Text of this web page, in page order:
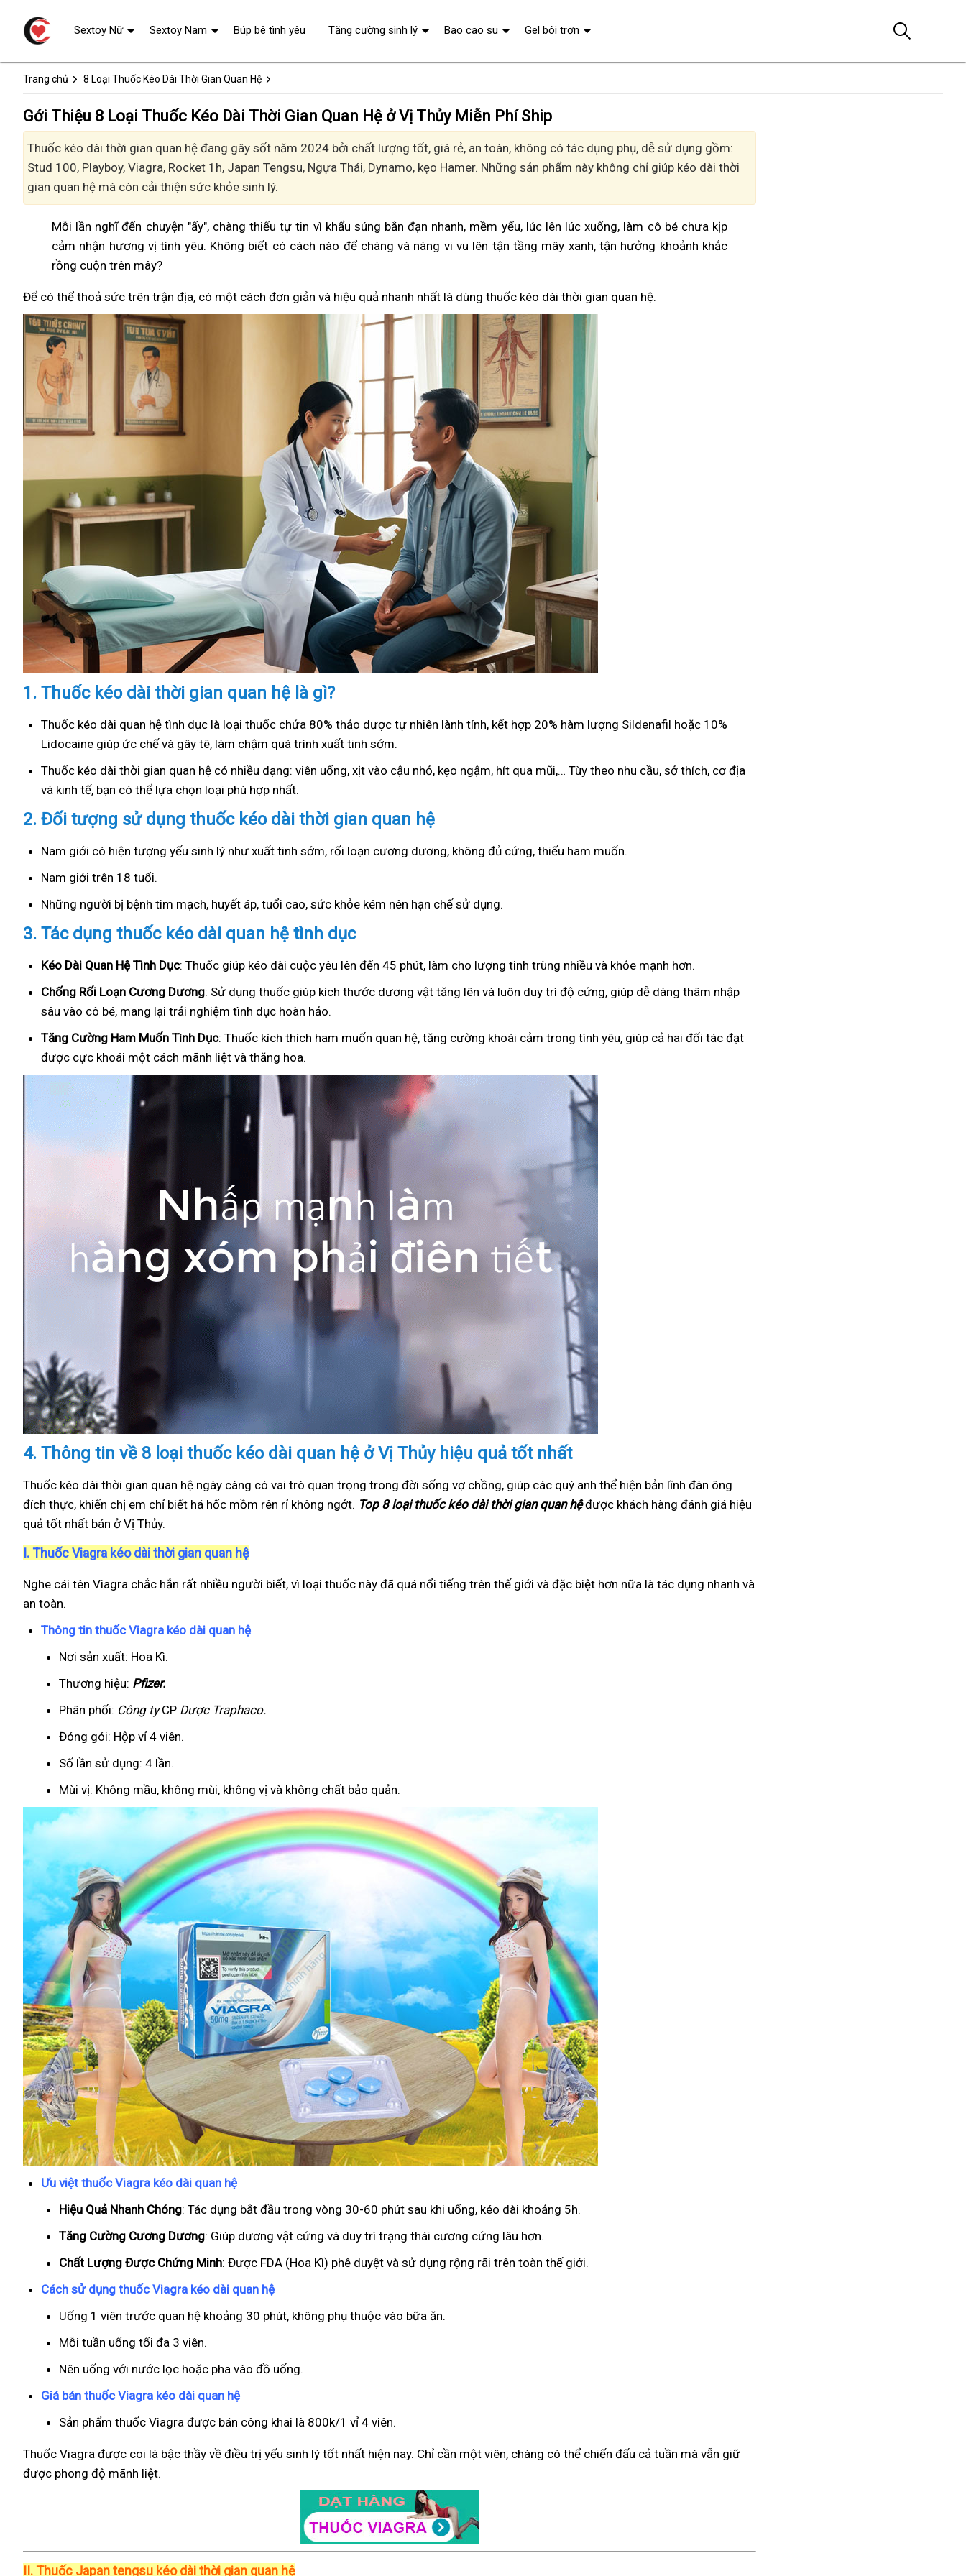
Trang chủ 8 Loại Thuốc Kéo Dài Thời Gian Quan Hệ
Gới Thiệu 8 Loại Thuốc Kéo Dài Thời Gian Quan Hệ ở Vị Thủy Miễn Phí Ship
Thuốc kéo dài thời gian quan hệ đang gây sốt năm 2024 bởi chất lượng tốt, giá rẻ, an toàn, không có tác dụng phụ, dễ sử dụng gồm:
Stud 100, Playboy, Viagra, Rocket 1h, Japan Tengsu, Ngựa Thái, Dynamo, kẹo Hamer. Những sản phẩm này không chỉ giúp kéo dài thời
gian quan hệ mà còn cải thiện sức khỏe sinh lý.
Mỗi lần nghĩ đến chuyện "ấy", chàng thiếu tự tin vì khẩu súng bắn đạn nhanh, mềm yếu, lúc lên lúc xuống, làm cô bé chưa kịp
cảm nhận hương vị tình yêu. Không biết có cách nào để chàng và nàng vi vu lên tận tầng mây xanh, tận hưởng khoảnh khắc
rồng cuộn trên mây?
Để có thể thoả sức trên trận địa, có một cách đơn giản và hiệu quả nhanh nhất là dùng thuốc kéo dài thời gian quan hệ.
1. Thuốc kéo dài thời gian quan hệ là gì?
Thuốc kéo dài quan hệ tình dục là loại thuốc chứa 80% thảo dược tự nhiên lành tính, kết hợp 20% hàm lượng Sildenafil hoặc 10%
Lidocaine giúp ức chế và gây tê, làm chậm quá trình xuất tinh sớm.
Thuốc kéo dài thời gian quan hệ có nhiều dạng: viên uống, xịt vào cậu nhỏ, kẹo ngậm, hít qua mũi,… Tùy theo nhu cầu, sở thích, cơ địa
và kinh tế, bạn có thể lựa chọn loại phù hợp nhất.
2. Đối tượng sử dụng thuốc kéo dài thời gian quan hệ
Nam giới có hiện tượng yếu sinh lý như xuất tinh sớm, rối loạn cương dương, không đủ cứng, thiếu ham muốn.
Nam giới trên 18 tuổi.
Những người bị bệnh tim mạch, huyết áp, tuổi cao, sức khỏe kém nên hạn chế sử dụng.
3. Tác dụng thuốc kéo dài quan hệ tình dục
Kéo Dài Quan Hệ Tình Dục: Thuốc giúp kéo dài cuộc yêu lên đến 45 phút, làm cho lượng tinh trùng nhiều và khỏe mạnh hơn.
Chống Rối Loạn Cương Dương: Sử dụng thuốc giúp kích thước dương vật tăng lên và luôn duy trì độ cứng, giúp dễ dàng thâm nhập
sâu vào cô bé, mang lại trải nghiệm tình dục hoàn hảo.
Tăng Cường Ham Muốn Tình Dục: Thuốc kích thích ham muốn quan hệ, tăng cường khoái cảm trong tình yêu, giúp cả hai đối tác đạt
được cực khoái một cách mãnh liệt và thăng hoa.
4. Thông tin về 8 loại thuốc kéo dài quan hệ ở Vị Thủy hiệu quả tốt nhất
Thuốc kéo dài thời gian quan hệ ngày càng có vai trò quan trọng trong đời sống vợ chồng, giúp các quý anh thể hiện bản lĩnh đàn ông
đích thực, khiến chị em chỉ biết há hốc mồm rên rỉ không ngớt. Top 8 loại thuốc kéo dài thời gian quan hệđược khách hàng đánh giá hiệu
quả tốt nhất bán ở Vị Thủy.
I. Thuốc Viagra kéo dài thời gian quan hệ
Nghe cái tên Viagra chắc hẳn rất nhiều người biết, vì loại thuốc này đã quá nổi tiếng trên thế giới và đặc biệt hơn nữa là tác dụng nhanh và
an toàn.
Thông tin thuốc Viagra kéo dài quan hệ
Nơi sản xuất: Hoa Kì.
Thương hiệu: Pfizer.
Phân phối: Công tyCP Dược Traphaco.
Đóng gói: Hộp vỉ 4 viên.
Số lần sử dụng: 4 lần.
Mùi vị: Không mầu, không mùi, không vị và không chất bảo quản.
Ưu việt thuốc Viagra kéo dài quan hệ
Hiệu Quả Nhanh Chóng: Tác dụng bắt đầu trong vòng 30-60 phút sau khi uống, kéo dài khoảng 5h.
Tăng Cường Cương Dương: Giúp dương vật cứng và duy trì trạng thái cương cứng lâu hơn.
Chất Lượng Được Chứng Minh: Được FDA (Hoa Kì) phê duyệt và sử dụng rộng rãi trên toàn thế giới.
Cách sử dụng thuốc Viagra kéo dài quan hệ
Uống 1 viên trước quan hệ khoảng 30 phút, không phụ thuộc vào bữa ăn.
Mỗi tuần uống tối đa 3 viên.
Nên uống với nước lọc hoặc pha vào đồ uống.
Giá bán thuốc Viagra kéo dài quan hệ
Sản phẩm thuốc Viagra được bán công khai là 800k/1 vỉ 4 viên.
Thuốc Viagra được coi là bậc thầy về điều trị yếu sinh lý tốt nhất hiện nay. Chỉ cần một viên, chàng có thể chiến đấu cả tuần mà vẫn giữ
được phong độ mãnh liệt.
II. Thuốc Japan tengsu kéo dài thời gian quan hệ
Sextoy Nữ Sextoy Nam Búp bê tình yêu Tăng cường sinh lý Bao cao su Gel bôi trơn